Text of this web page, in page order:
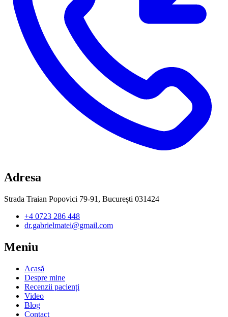
Adresa
Strada Traian Popovici 79-91, București 031424
+4 0723 286 448
dr.gabrielmatei@gmail.com
Meniu
Acasă
Despre mine
Recenzii pacienți
Video
Blog
Contact